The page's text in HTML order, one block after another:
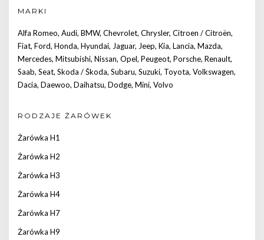
MARKI
Alfa Romeo, Audi, BMW, Chevrolet, Chrysler, Citroen / Citroën,
Fiat, Ford, Honda, Hyundai, Jaguar, Jeep, Kia, Lancia, Mazda,
Mercedes, Mitsubishi, Nissan, Opel, Peugeot, Porsche, Renault,
Saab, Seat, Skoda / Škoda, Subaru, Suzuki, Toyota, Volkswagen,
Dacia, Daewoo, Daihatsu, Dodge, Mini, Volvo
RODZAJE ŻARÓWEK
Żarówka H1
Żarówka H2
Żarówka H3
Żarówka H4
Żarówka H7
Żarówka H9